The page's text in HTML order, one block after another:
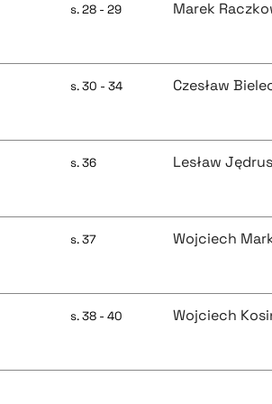
s. 28 - 29 Marek
s. 30 - 34 Czesław
s. 36 Lesław
s. 37 Wojciech
s. 38 - 40 Wojciech